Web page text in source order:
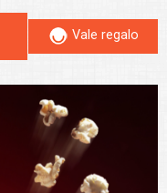
Vale regalo